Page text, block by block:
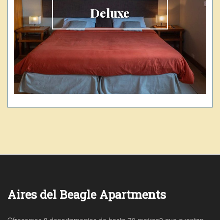
Deluxe
Aires del Beagle Apartments